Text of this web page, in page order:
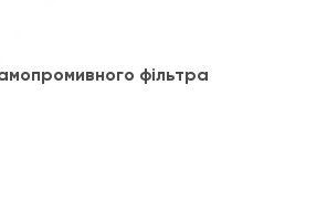
фільтра